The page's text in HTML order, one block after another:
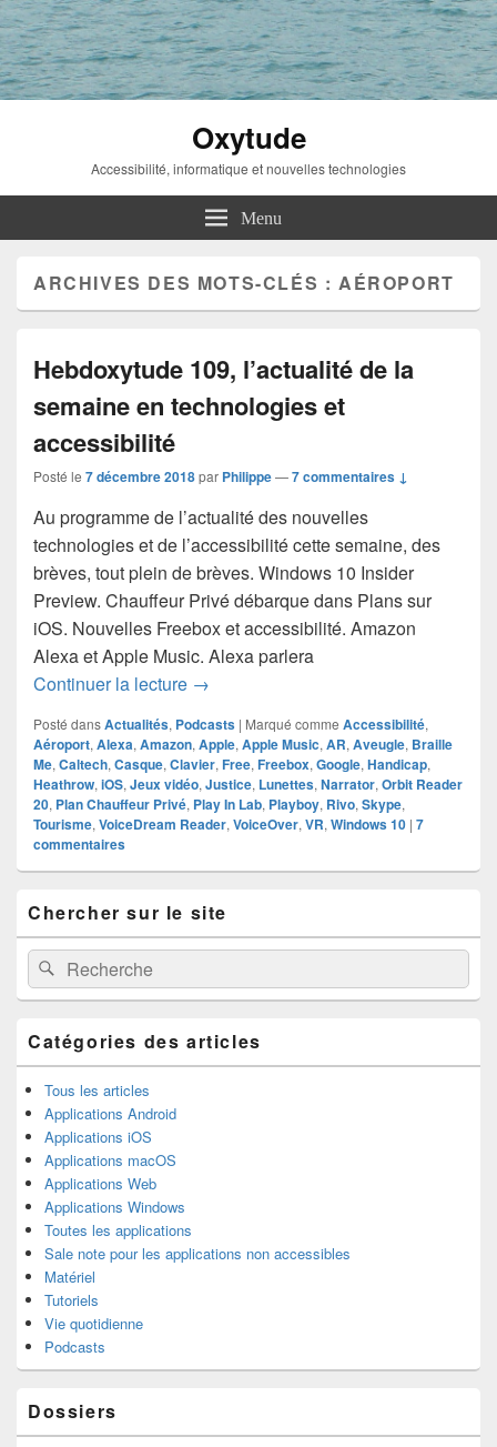
Oxytude
Accessibilité, informatique et nouvelles technologies
Menu
ARCHIVES DES MOTS-CLÉS : AÉROPORT
Hebdoxytude 109, l’actualité de la
semaine en technologies et
accessibilité
Posté le 7 décembre 2018par Philippe—7 commentaires ↓
Au programme de l’actualité des nouvelles
technologies et de l’accessibilité cette semaine, des
brèves, tout plein de brèves. Windows 10 Insider
Preview. Chauffeur Privé débarque dans Plans sur
iOS. Nouvelles Freebox et accessibilité. Amazon
Alexa et Apple Music. Alexa parlera
Continuer la lecture Hebdoxytude 109, l’actualité de la
→
Posté dansActualités, Podcasts | Marqué comme Accessibilité,
Aéroport, Alexa, Amazon, Apple, Apple Music, AR, Aveugle, Braille
Me, Caltech, Casque, Clavier, Free, Freebox, Google, Handicap,
Heathrow, iOS, Jeux vidéo, Justice, Lunettes, Narrator, Orbit Reader
20, Plan Chauffeur Privé, Play In Lab, Playboy, Rivo, Skype,
Tourisme, VoiceDream Reader, VoiceOver, VR, Windows 10 | 7
commentaires
principale
de
widget
pour
la
latérale
Chercher sur le site
Recherche :Rechercher
Catégories des articles
Tous les articles
Applications Android
Applications iOS
Applications macOS
Applications Web
Applications Windows
Toutes les applications
Sale note pour les applications non accessibles
Matériel
Tutoriels
Vie quotidienne
Podcasts
Dossiers